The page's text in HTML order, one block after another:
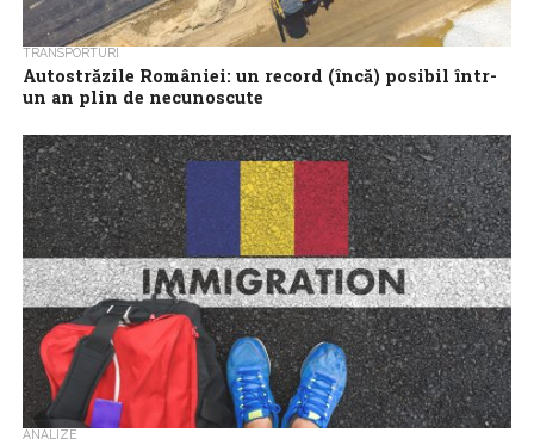
TRANSPORTURI
Autostrăzile României: un record (încă) posibil într-
un an plin de necunoscute
îndreptăm spre o performanță fără precedent în ceea ce
privește...
ANALIZE